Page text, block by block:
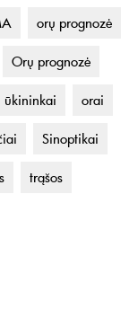
orų prognozė
Orų prognozė
ūkininkai orai
Sinoptikai
trąšos